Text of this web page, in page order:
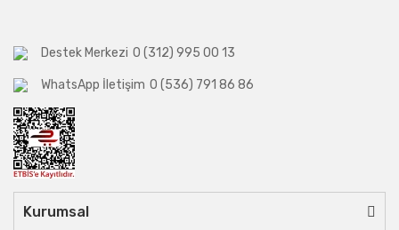
Destek Merkezi 0 (312) 995 00 13
WhatsApp İletişim 0 (536) 791 86 86
Kurumsal